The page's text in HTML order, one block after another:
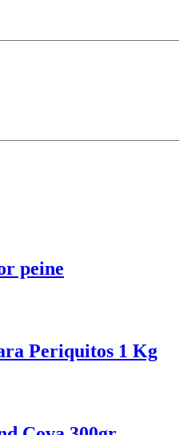
peine
Periquitos 1 Kg